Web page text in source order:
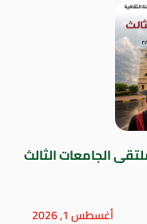
الجامعات الثالث
أغسطس 1, 2026